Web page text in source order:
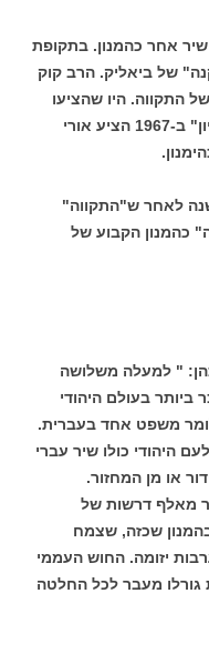
אחר כהמנון. בתקופת
של ביאליק. הרב קוק
התקווה. היו שהציעו
את "שיר המעלות בשוב ה את שיבת ציון" ב-1967 הציע אורי
10 בנובמבר 2004 כמעט 120 שנה לאחר ש"התקווה"
כהמנון הקבוע של
" למעלה משלושה
ביותר בעולם היהודי
משפט אחד בעברית.
היהודי כולו שיר עברי
או מן המחזור.
מאלף דרשות של
שכזה, שצמח
יזומה. החוש העממי
גורלו מעבר לכל החלטה